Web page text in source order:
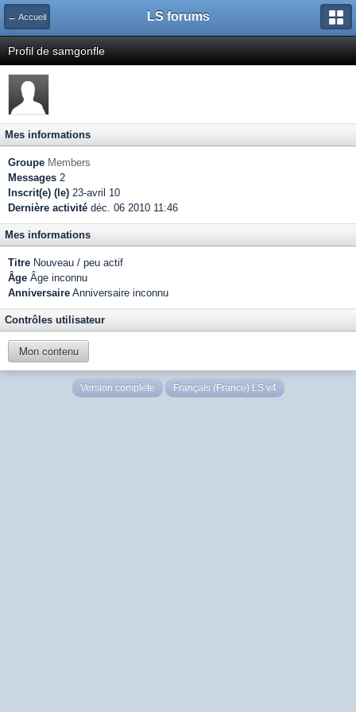
← Accueil LS forums
Profil de samgonfle
Mes informations
Groupe Members
Messages 2
Inscrit(e) (le) 23-avril 10
Dernière activité déc. 06 2010 11:46
Mes informations
Titre Nouveau / peu actif
Âge Âge inconnu
Anniversaire Anniversaire inconnu
Contrôles utilisateur
Mon contenu
Version complète Français (France) LS v4